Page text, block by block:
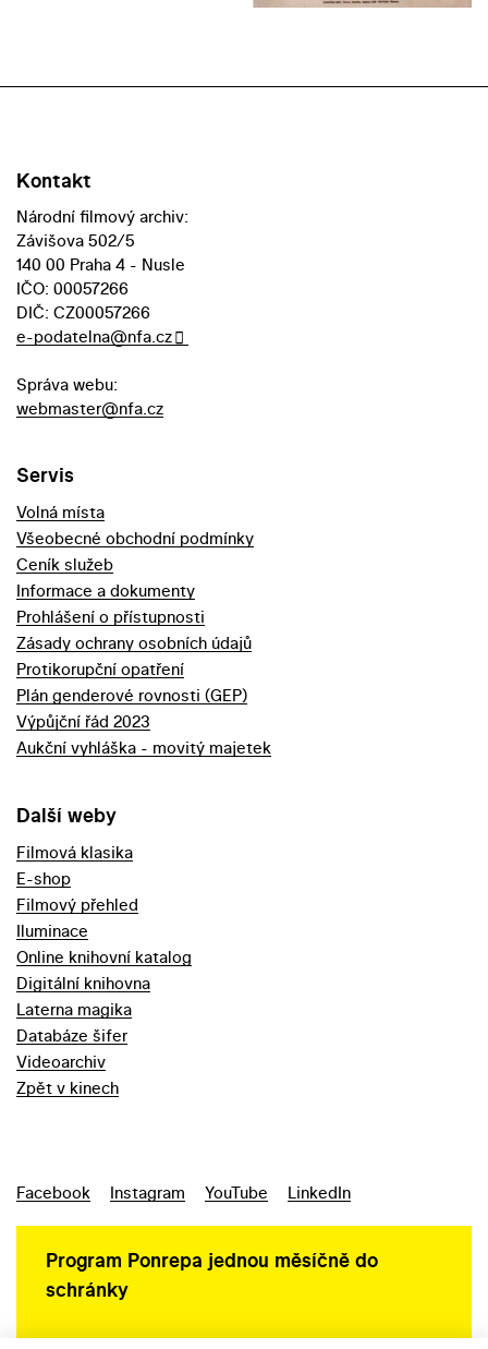
Kontakt
Národní filmový archiv:
Závišova 502/5
140 00 Praha 4 - Nusle
IČO: 00057266
DIČ: CZ00057266
e-podatelna@nfa.cz
Správa webu:
webmaster@nfa.cz
Servis
Volná místa
Všeobecné obchodní podmínky
Ceník služeb
Informace a dokumenty
Prohlášení o přístupnosti
Zásady ochrany osobních údajů
Protikorupční opatření
Plán genderové rovnosti (GEP)
Výpůjční řád 2023
Aukční vyhláška - movitý majetek
Další weby
Filmová klasika
E-shop
Filmový přehled
Iluminace
Online knihovní katalog
Digitální knihovna
Laterna magika
Databáze šifer
Videoarchiv
Zpět v kinech
Facebook Instagram YouTube LinkedIn
Program Ponrepa jednou měsíčně do
schránky